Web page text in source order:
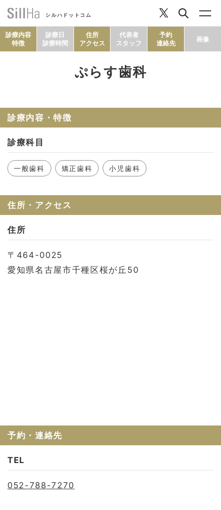
シルハドットコム
セルフチェック
診療内容
特徴
診療日
診療時間
住所
アクセス
代表者
スタッフ
予約
連絡先
画像
ぷらす歯科
診療内容・特徴
診療科目
一般歯科 矯正歯科 小児歯科
住所・アクセス
住所
〒464-0025
愛知県名古屋市千種区桜が丘50
予約・連絡先
TEL
052-788-7270